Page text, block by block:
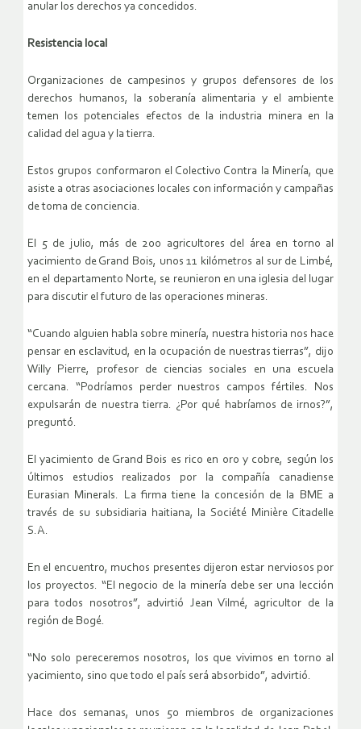
anular los derechos ya concedidos.
Resistencia local
Organizaciones de campesinos y grupos defensores de los
derechos humanos, la soberanía alimentaria y el ambiente
temen los potenciales efectos de la industria minera en la
calidad del agua y la tierra.
Estos grupos conformaron el Colectivo Contra la Minería, que
asiste a otras asociaciones locales con información y campañas
de toma de conciencia.
El 5 de julio, más de 200 agricultores del área en torno al
yacimiento de Grand Bois, unos 11 kilómetros al sur de Limbé,
en el departamento Norte, se reunieron en una iglesia del lugar
para discutir el futuro de las operaciones mineras.
“Cuando alguien habla sobre minería, nuestra historia nos hace
pensar en esclavitud, en la ocupación de nuestras tierras”, dijo
Willy Pierre, profesor de ciencias sociales en una escuela
cercana. “Podríamos perder nuestros campos fértiles. Nos
expulsarán de nuestra tierra. ¿Por qué habríamos de irnos?”,
preguntó.
El yacimiento de Grand Bois es rico en oro y cobre, según los
últimos estudios realizados por la compañía canadiense
Eurasian Minerals. La firma tiene la concesión de la BME a
través de su subsidiaria haitiana, la Société Minière Citadelle
S.A.
En el encuentro, muchos presentes dijeron estar nerviosos por
los proyectos. “El negocio de la minería debe ser una lección
para todos nosotros”, advirtió Jean Vilmé, agricultor de la
región de Bogé.
“No solo pereceremos nosotros, los que vivimos en torno al
yacimiento, sino que todo el país será absorbido”, advirtió.
Hace dos semanas, unos 50 miembros de organizaciones